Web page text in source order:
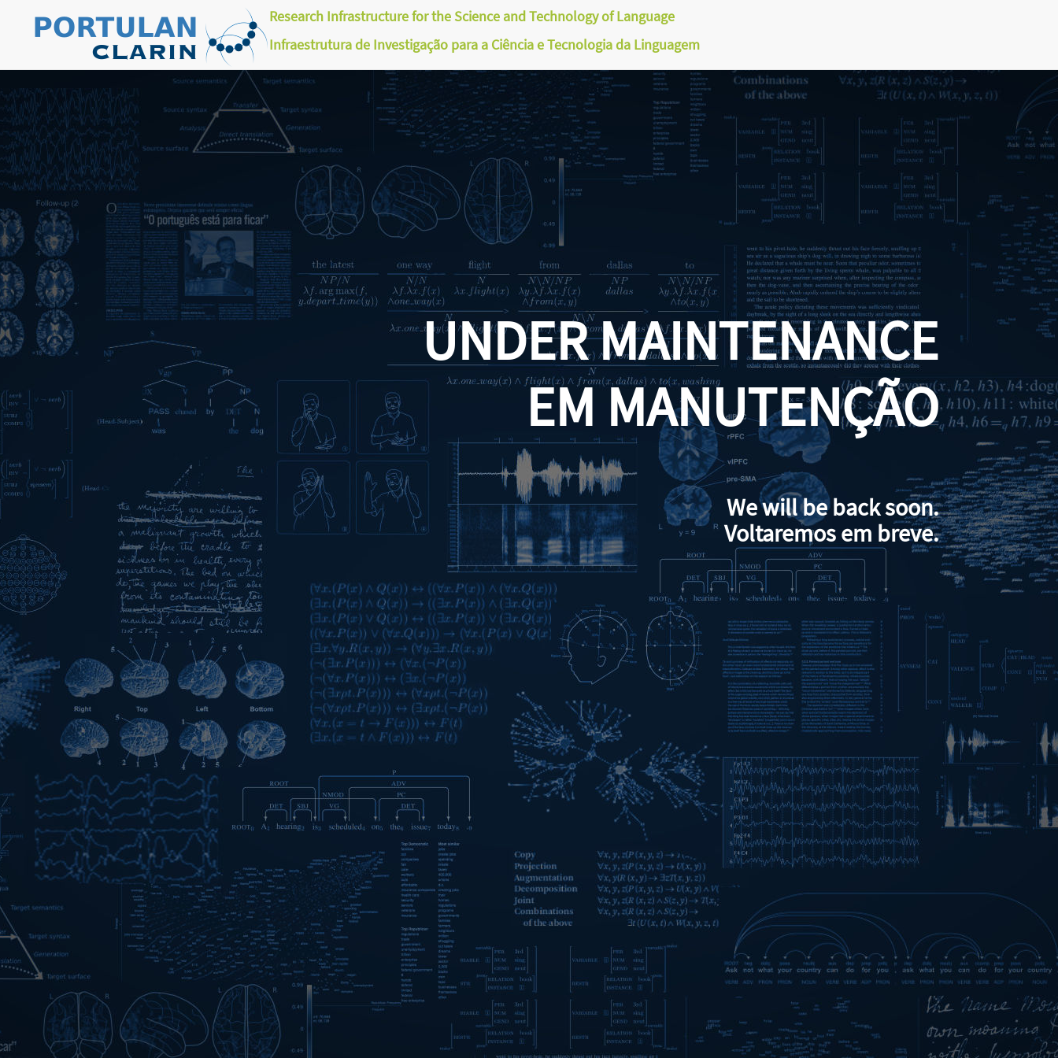
Research Infrastructure for the Science and Technology of Language
Infraestrutura de Investigação para a Ciência e Tecnologia da Linguagem
UNDER MAINTENANCE
EM MANUTENÇÃO
We will be back soon.
Voltaremos em breve.